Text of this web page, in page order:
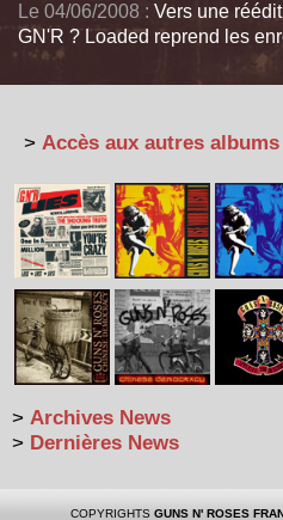
Le 04/06/2008 : Vers une
GN'R ? Loaded reprend les
> Accès aux autres albums
> Archives News
> Dernières News
COPYRIGHTS GUNS N' ROSES